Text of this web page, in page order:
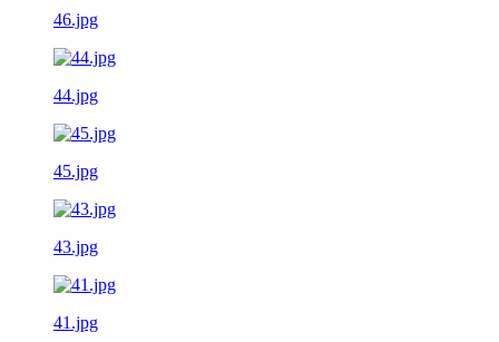
46.jpg
44.jpg
45.jpg
43.jpg
41.jpg